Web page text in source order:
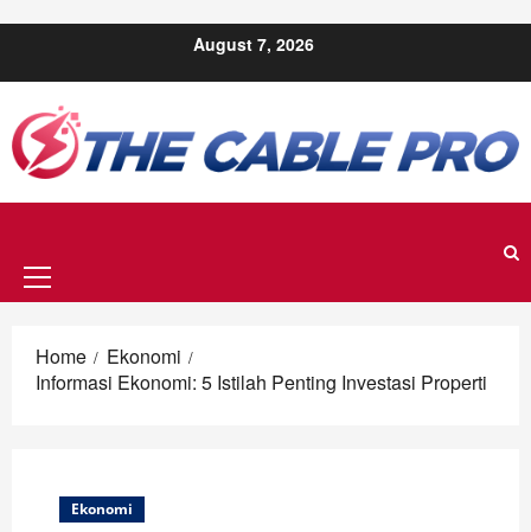
August 7, 2026
Home
Ekonomi
Informasi Ekonomi: 5 Istilah Penting Investasi Properti
Ekonomi